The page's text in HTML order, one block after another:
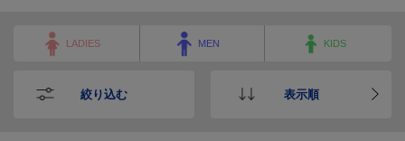
LADIES MEN KIDS
絞り込む 表示順